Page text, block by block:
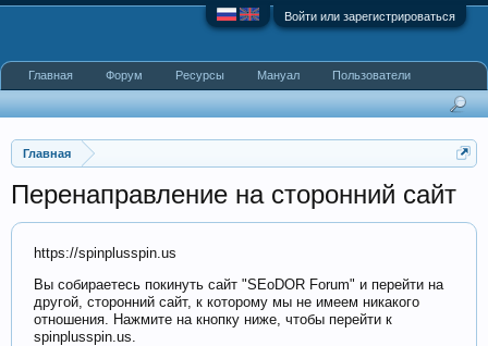
Войти или зарегистрироваться
Главная
Перенаправление на сторонний сайт
https://spinplusspin.us
Вы собираетесь покинуть сайт "SEoDOR Forum" и перейти на
другой, сторонний сайт, к которому мы не имеем никакого
отношения. Нажмите на кнопку ниже, чтобы перейти к
spinplusspin.us.
Главная Форум Ресурсы Мануал Пользователи